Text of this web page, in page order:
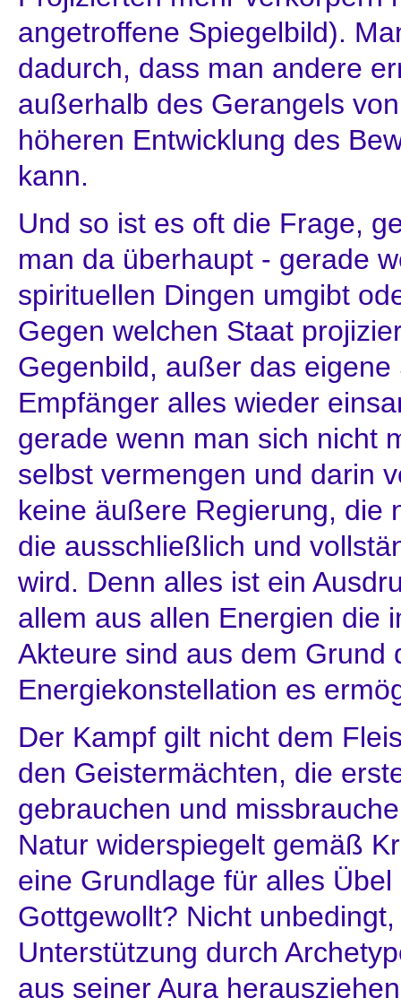
angetroffene Spiegelbild).
dadurch, dass man andere
außerhalb des Gerangels
höheren Entwicklung des
kann.
Und so ist es oft die Frage,
man da überhaupt - gerade
spirituellen Dingen umgibt
Gegen welchen Staat
Gegenbild, außer das eigene
Empfänger alles wieder
gerade wenn man sich nicht
selbst vermengen und darin
keine äußere Regierung, die
die ausschließlich und
wird. Denn alles ist ein
allem aus allen Energien die
Akteure sind aus dem Grund
Energiekonstellation es
Der Kampf gilt nicht dem
den Geistermächten, die
gebrauchen und
Natur widerspiegelt gemäß
eine Grundlage für alles
Gottgewollt? Nicht
Unterstützung durch
aus seiner Aura